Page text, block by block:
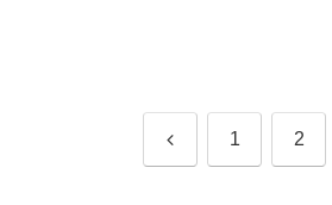
前 1 2